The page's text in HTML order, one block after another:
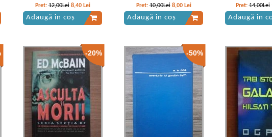
Pret:12,00Lei 8,40 Lei
Adaugă în coș
Pret:10,00Lei 8,00 Lei
Adaugă în coș
Pret:14,00Lei
Adaugă în
-20% -50%